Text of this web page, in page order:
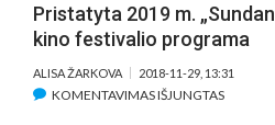
Pristatyta 2019 m.
kino festivalio programa
ALISA ŽARKOVA 2018-11-29, 13:31
KOMENTAVIMAS IŠJUNGTASĮRAŠE